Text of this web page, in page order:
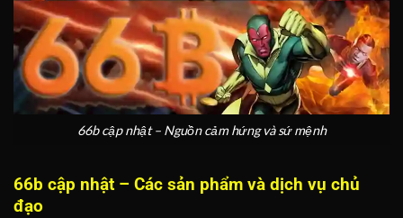
66b cập nhật – Nguồn cảm hứng và sứ mệnh
66b cập nhật – Các sản phẩm và dịch vụ chủ
đạo